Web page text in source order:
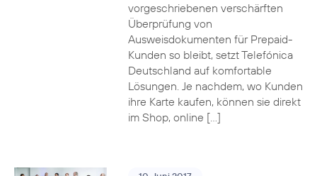
vorgeschriebenen verschärften
Überprüfung von
Ausweisdokumenten für Prepaid-
Kunden so bleibt, setzt Telefónica
Deutschland auf komfortable
Lösungen. Je nachdem, wo Kunden
ihre Karte kaufen, können sie direkt
im Shop, online […]